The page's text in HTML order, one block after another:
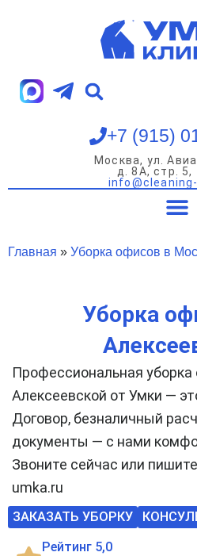
+7 (915)
Москва, ул.
д. 8А, стр. 5,
Главная » Уборка офисов в
Уборка
Профессиональная уборка
Алексеевской от Умки —
Договор, безналичный
документы — с нами
Звоните сейчас или
umka.ru
ЗАКАЗАТЬ УБОРКУ
Рейтинг 5,0